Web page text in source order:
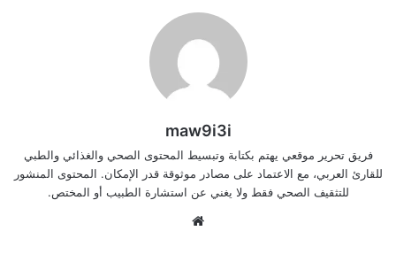
maw9i3i
فريق تحرير موقعي يهتم بكتابة وتبسيط المحتوى الصحي والغذائي والطبي
للقارئ العربي، مع الاعتماد على مصادر موثوقة قدر الإمكان. المحتوى المنشور
للتثقيف الصحي فقط ولا يغني عن استشارة الطبيب أو المختص.